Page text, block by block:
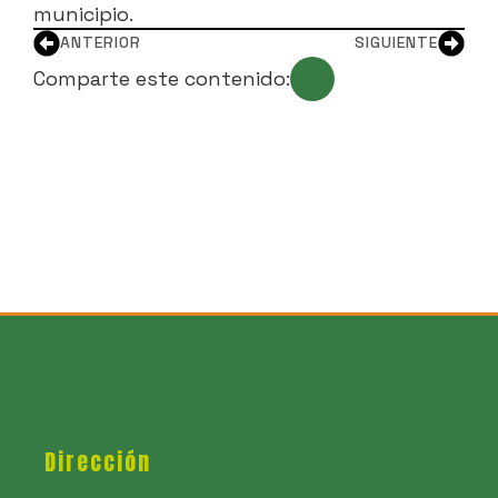
municipio.
ANTERIOR SIGUIENTE
Comparte este contenido:
Dirección